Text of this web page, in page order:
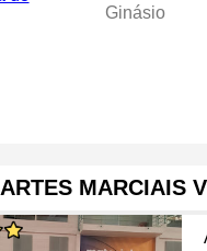
Ginásio
ARTES MARCIAIS